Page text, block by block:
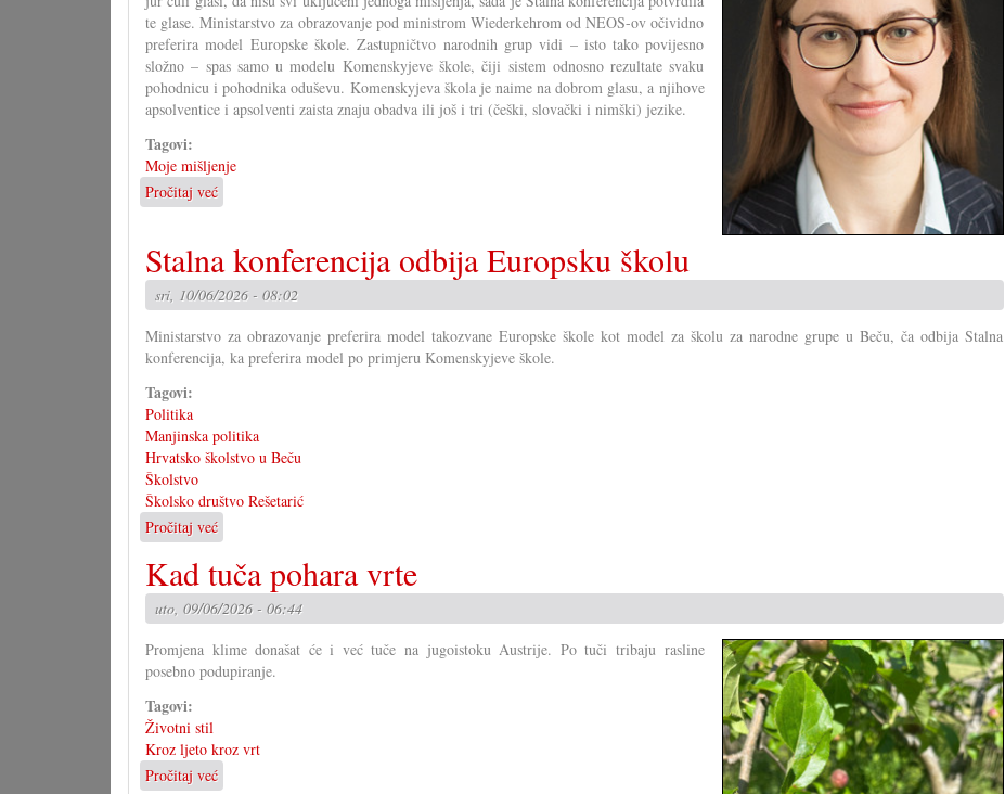
te glase. Ministarstvo za obrazovanje pod ministrom Wiederkehrom od NEOS-ov očividno
preferira model Europske škole. Zastupničtvo narodnih grup vidi – isto tako povijesno
složno – spas samo u modelu Komenskyjeve škole, čiji sistem odnosno rezultate svaku
pohodnicu i pohodnika oduševu. Komenskyjeva škola je naime na dobrom glasu, a njihove
apsolventice i apsolventi zaista znaju obadva ili još i tri (češki, slovački i nimški) jezike.
Tagovi:
Moje mišljenje
Pročitaj već
Komenskyjeva
je
europska
škola
Stalna konferencija odbija Europsku školu
sri, 10/06/2026 - 08:02
Ministarstvo za obrazovanje preferira model takozvane Europske škole kot model za školu za narodne grupe u Beču, ča odbija Stalna
konferencija, ka preferira model po primjeru Komenskyjeve škole.
Tagovi:
Politika
Manjinska politika
Hrvatsko školstvo u Beču
Školstvo
Školsko društvo Rešetarić
Pročitaj već
Stalna
konferencija
odbija
Europsku
Kad tuča pohara vrte
uto, 09/06/2026 - 06:44
Promjena klime donašat će i već tuče na jugoistoku Austrije. Po tuči tribaju rasline
posebno podupiranje.
Tagovi:
Životni stil
Kroz ljeto kroz vrt
Pročitaj već